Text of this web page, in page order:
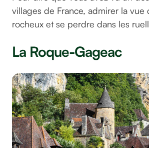
villages de France, admirer la vue
rocheux et se perdre dans les
La Roque-Gageac